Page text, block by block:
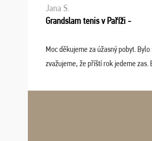
Jana S.
Grandslam tenis v Paříži -
Moc děkujeme za úžasný pobyt.
zvažujeme, že příští rok jedeme zas.